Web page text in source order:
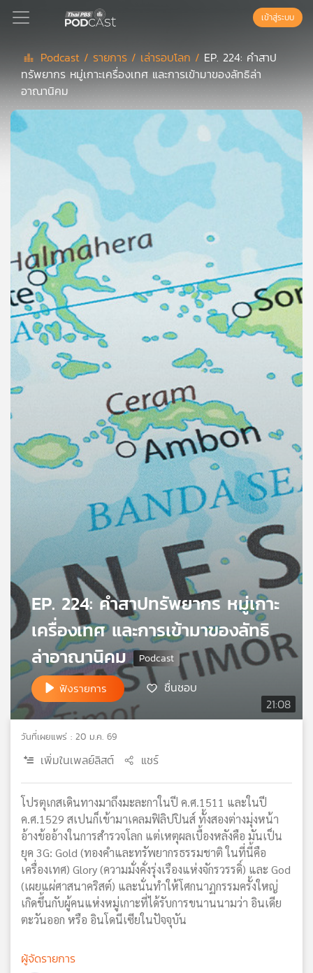
Podcast
เพล
ย์
เพล
ย์
ลิ
สต์
ของ
คุณ
บทความ
ข่าว
เกี่ยว
กับ
เรา
เครือ
ข่าย
วิทยุ
พี
บี
เอส
วิทยุ
เครือ
ข่าย
เข้าสู่ระบบ
Podcast / รายการ / เล่ารอบโลก / EP. 224: คำสาป
ทรัพยากร หมู่เกาะเครื่องเทศ และการเข้ามาของลัทธิล่า
อาณานิคม
21:08
EP. 224: คำสาปทรัพยากร หมู่เกาะ
เครื่องเทศ และการเข้ามาของลัทธิ
ล่าอาณานิคม
ฟังรายการ ชื่นชอบ
วันที่เผยแพร่ : 20 ม.ค. 69
เพิ่มในเพลย์ลิสต์ แชร์
โปรตุเกสเดินทางมาถึงมะละกาในปี ค.ศ.1511 และในปี
ค.ศ.1529 สเปนก็เข้ามาเคลมฟิลิปปินส์ ทั้งสองต่างมุ่งหน้า
อ้างข้ออ้างในการสำรวจโลก แต่เหตุผลเบื้องหลังคือ มันเป็น
ยุค 3G: Gold (ทองคำและทรัพยากรธรรมชาติ ในที่นี้คือ
เครื่องเทศ) Glory (ความมั่งคั่งรุ่งเรืองแห่งจักรวรรดิ์) และ God
(เผยแผ่ศาสนาคริสต์) และนั่นทำให้โศกนาฏกรรมครั้งใหญ่
เกิดขึ้นกับผู้คนแห่งหมู่เกาะที่ได้รับการขนานนามว่า อินเดีย
ตะวันออก หรือ อินโดนีเซียในปัจจุบัน
ผู้จัดรายการ